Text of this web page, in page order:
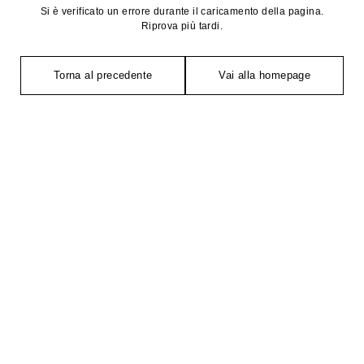
Si è verificato un errore durante il caricamento della pagina.
Riprova più tardi.
Torna al precedente Vai alla homepage